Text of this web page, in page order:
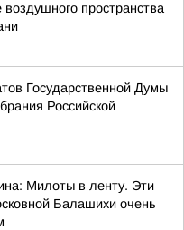
пространства
Государственной Думы
Российской
Милоты в ленту. Эти
Балашихи очень